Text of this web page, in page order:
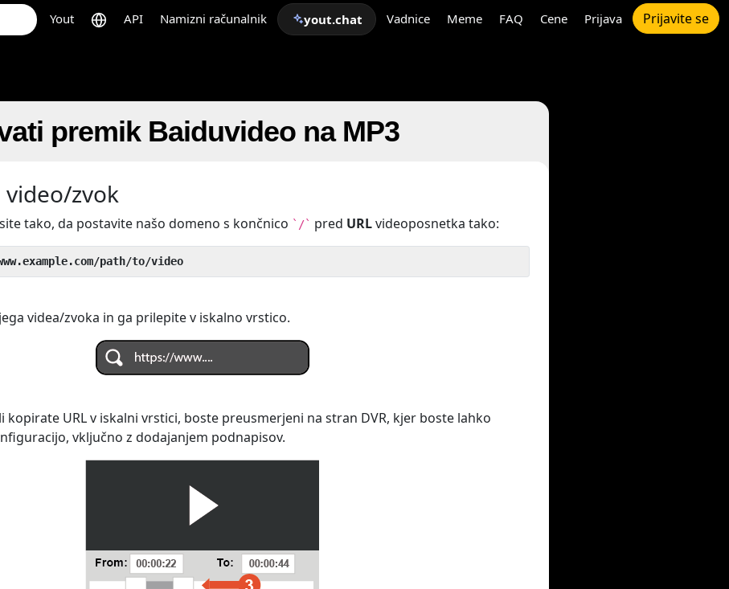
Yout API Namizni računalnik yout.chat Vadnice Meme FAQ Cene Prijava Prijavite se
premik Baiduvideo na MP3
video/zvok
tako, da postavite našo domeno s končnico `/` pred URLvideoposnetka tako:
path/to/video
videa/zvoka in ga prilepite v iskalno vrstico.
kopirate URL v iskalni vrstici, boste preusmerjeni na stran DVR, kjer boste lahko
vključno z dodajanjem podnapisov.